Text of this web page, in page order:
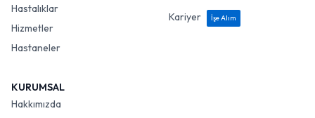
Hastalıklar
Hizmetler
Hastaneler
Kariyer
İşe Alım
KURUMSAL
Hakkımızda